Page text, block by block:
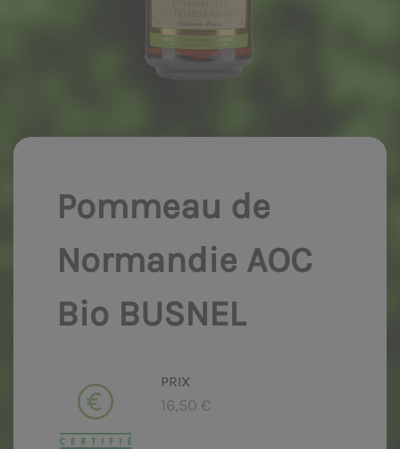
Pommeau de
Normandie AOC
Bio BUSNEL
PRIX
16,50 €